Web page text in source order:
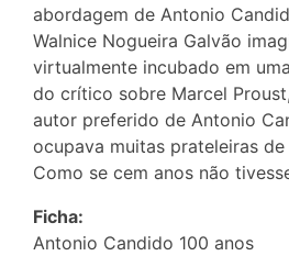
abordagem de Antonio
Walnice Nogueira Galvão
virtualmente incubado em
do crítico sobre Marcel
autor preferido de Antonio
ocupava muitas prateleiras
Como se cem anos não
Ficha:
Antonio Candido 100 anos